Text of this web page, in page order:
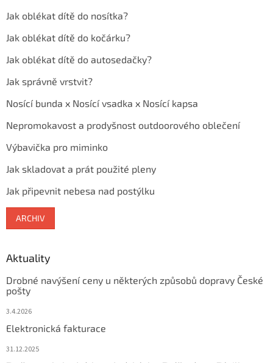
Jak oblékat dítě do nosítka?
Jak oblékat dítě do kočárku?
Jak oblékat dítě do autosedačky?
Jak správně vrstvit?
Nosící bunda x Nosící vsadka x Nosící kapsa
Nepromokavost a prodyšnost outdoorového oblečení
Výbavička pro miminko
Jak skladovat a prát použité pleny
Jak připevnit nebesa nad postýlku
ARCHIV
Aktuality
Drobné navýšení ceny u některých způsobů dopravy České
pošty
3.4.2026
Elektronická fakturace
31.12.2025